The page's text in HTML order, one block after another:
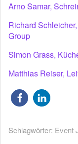
Arno Samar,
Richard
Group
Simon Grass,
Matthias Reiser,
Schlagwörter: Event